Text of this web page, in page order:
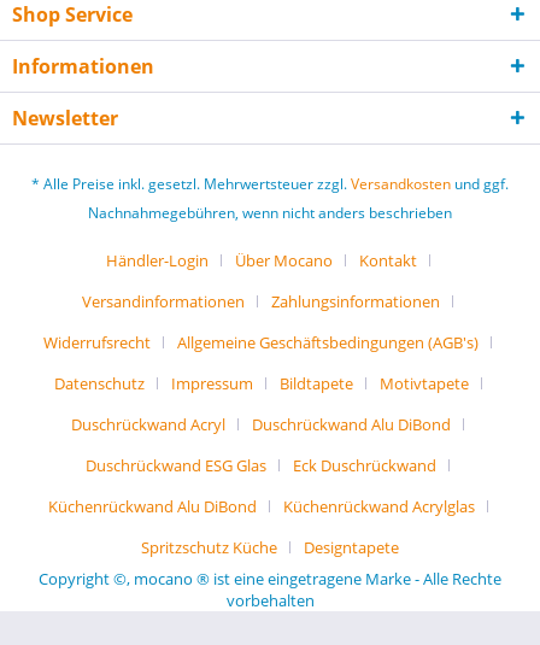
Shop Service
Informationen
Newsletter
* Alle Preise inkl. gesetzl. Mehrwertsteuer zzgl.Versandkosten und ggf.
Nachnahmegebühren, wenn nicht anders beschrieben
Händler-Login Über Mocano
Kontakt
Versandinformationen
Zahlungsinformationen
Widerrufsrecht
Allgemeine Geschäftsbedingungen (AGB's)
Datenschutz
Impressum Bildtapete
Motivtapete
Duschrückwand Acryl
Duschrückwand Alu DiBond
Duschrückwand ESG Glas
Eck Duschrückwand
Küchenrückwand Alu DiBond
Küchenrückwand Acrylglas
Spritzschutz Küche
Designtapete
Copyright ©, mocano ® ist eine eingetragene Marke - Alle Rechte
vorbehalten